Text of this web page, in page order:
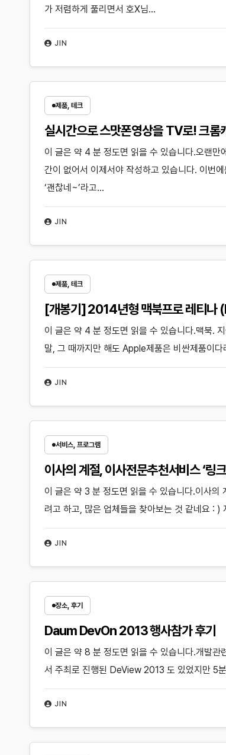
JIN
가 저렴하게 풀리면서 호X님…
제품, 테크
실시간으로 스맛폰영상을 TV로! 크롬
JIN
이 글은 약 4 분 정도면 읽을 수 있습니다.오랜만
간이 없어서 이제서야 작성하고 있습니다. 이번
‘괜찮네~’라고…
제품, 테크
[개봉기] 2014년형 맥북프로 레티
JIN
이 글은 약 4 분 정도면 읽을 수 있습니다.맥북.
말, 그 때까지만 해도 Apple제품은 비싼제품이
서비스, 프로그램
이사의 계절, 이사전문추천서비스 ‘링
JIN
이 글은 약 3 분 정도면 읽을 수 있습니다.이사
려고 하고, 많은 업체들을 찾아보는 것 같네요 : )
장소, 후기
Daum DevOn 2013 행사참가 후기
JIN
이 글은 약 8 분 정도면 읽을 수 있습니다.개발
서 주최로 진행된 DeView 2013 도 있었지만 5